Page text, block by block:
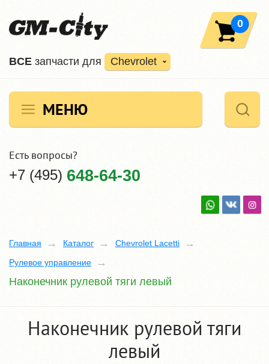
ВCE запчасти для Chevrolet
0
МЕНЮ
Есть вопросы?
+7 (495) 648-64-30
Главная Каталог
Chevrolet Lacetti
Рулевое управление
Наконечник рулевой тяги левый
Наконечник рулевой тяги
левый